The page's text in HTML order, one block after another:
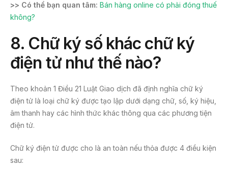
>> Có thể bạn quan tâm: Bán hàng online có phải đóng thuế
không?
8. Chữ ký số khác chữ ký
điện tử như thế nào?
Theo khoản 1 Điều 21 Luật Giao dịch đã định nghĩa chữ ký
điện tử là loại chữ ký được tạo lập dưới dạng chữ, số, ký hiệu,
âm thanh hay các hình thức khác thông qua các phương tiện
điện tử.
Chữ ký điện tử được cho là an toàn nếu thỏa được 4 điều kiện
sau: